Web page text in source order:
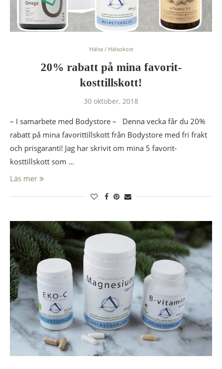
Hälsa / Hälsokost
20% rabatt på mina favorit-
kosttillskott!
30 oktober, 2018
– I samarbete med Bodystore – Denna vecka får du 20%
rabatt på mina favorittillskott från Bodystore med fri frakt
och prisgaranti! Jag har skrivit om mina 5 favorit-
kosttillskott som …
Läs mer